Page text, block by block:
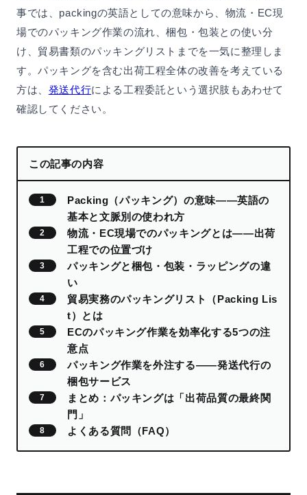
事では、packingの英語としての意味から、物流・EC現
場でのパッキング作業の流れ、梱包・包装との使い分
け、貿易書類のパッキングリストまでを一気に整理しま
す。パッキングを含む出荷工程全体の改善を考えている
方は、 発送代行による工程委託という選択肢もあわせて
確認してください。
この記事の内容
Packing（パッキング）の意味——英語の
基本と文脈別の使われ方
物流・EC現場でのパッキングとは——出荷
工程での位置づけ
パッキングと梱包・包装・ラッピングの違
い
貿易実務のパッキングリスト（Packing Lis
t）とは
ECのパッキング作業を効率化する5つの注
意点
パッキング作業を外注する——発送代行の
梱包サービス
まとめ：パッキングは「出荷品質の最終関
門」
よくある質問（FAQ）